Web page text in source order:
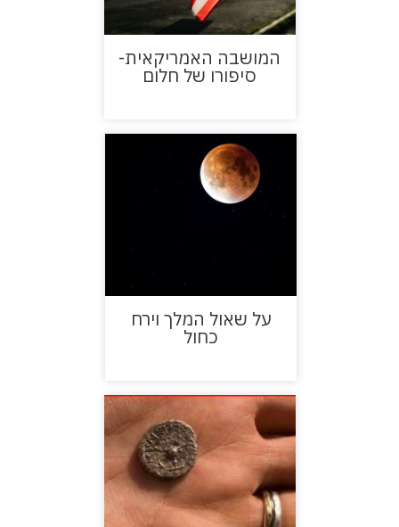
המושבה האמריקאית-
סיפורו של חלום
על שאול המלך וירח
כחול